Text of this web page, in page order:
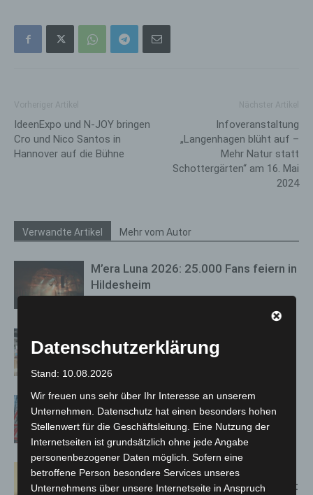
IdeenExpo und N-JOY bringen
Cro und Nico Santos in
Hannover auf die Bühne
Infoveranstaltung
„Langenhagen blüht auf –
Mehr Natur statt
Schottergärten“ am 16. Mai
2024
Verwandte Artikel Mehr vom Autor
M’era Luna 2026: 25.000 Fans feiern in
Hildesheim
Susann Mehring zeigt ihre Werke im
Jacques’ Wein-Depot Isernhagen
A2: Zweite Turbobaustelle startet
zwischen Hannover-West und
Bothfeld
Hannover: Erste Tigermücken-
Population in Niedersachsen entdeckt
Datenschutzerklärung
Stand: 10.08.2026
Wir freuen uns sehr über Ihr Interesse an unserem
Unternehmen. Datenschutz hat einen besonders hohen
Stellenwert für die Geschäftsleitung. Eine Nutzung der
Internetseiten ist grundsätzlich ohne jede Angabe
personenbezogener Daten möglich. Sofern eine
betroffene Person besondere Services unseres
Unternehmens über unsere Internetseite in Anspruch